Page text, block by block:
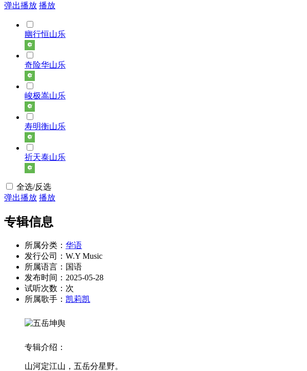
弹出播放 播放
幽行恒山乐
奇险华山乐
峻极嵩山乐
寿明衡山乐
祈天泰山乐
全选/反选
弹出播放 播放
专辑信息
所属分类： 华语
发行公司：W.Y Music
所属语言：国语
发布时间：2025-05-28
试听次数： 次
所属歌手： 凯莉凯
专辑介绍：
山河定江山，五岳分星野。